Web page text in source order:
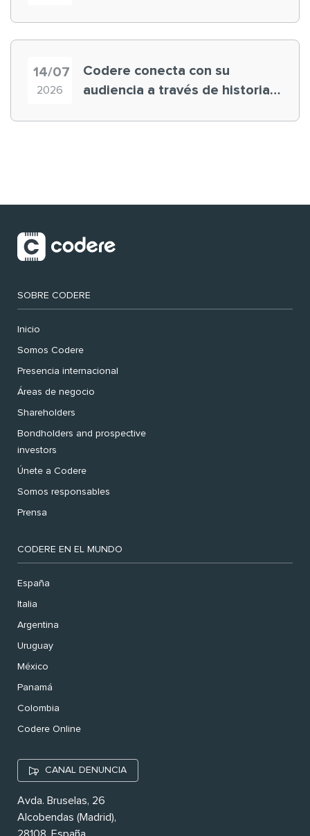
14/07
2026
Codere conecta con su
audiencia a través de historias
SOBRE CODERE
Inicio
Somos Codere
Presencia internacional
Áreas de negocio
Shareholders
Bondholders and prospective
investors
Únete a Codere
Somos responsables
Prensa
CODERE EN EL MUNDO
España
Italia
Argentina
Uruguay
México
Panamá
Colombia
Codere Online
CANAL DENUNCIA
Avda. Bruselas, 26
Alcobendas (Madrid),
28108. España